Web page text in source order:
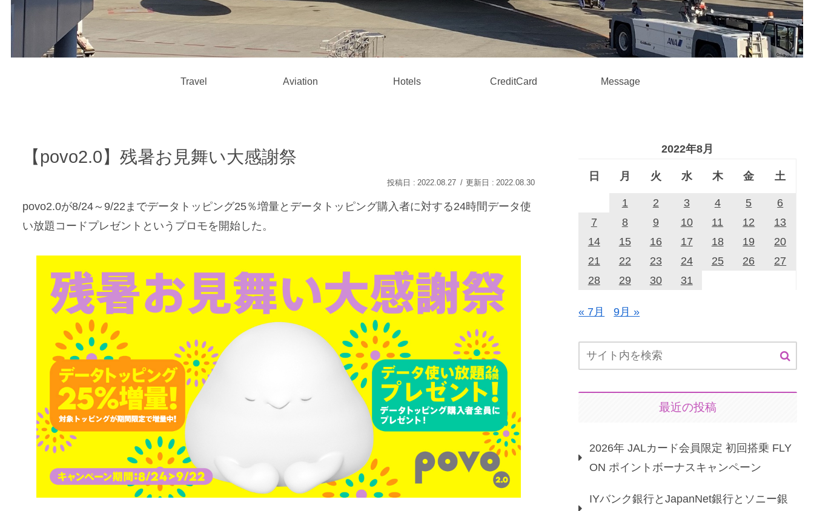
Travel Aviation Hotels CreditCard Message
【povo2.0】残暑お見舞い大感謝祭
2022.08.27 2022.08.30
povo2.0が8/24～9/22までデータトッピング25％増量とデータトッピング購入者に対する24時間データ使
い放題コードプレゼントというプロモを開始した。
2022年8月
日 月 火 水 木 金 土
1 2 3 4 5
6
7
8 9 10 11 12
13
14
15 16 17 18 19
20
21
22 23 24 25 26
27
28
29 30 31
« 7月 9月 »
最近の投稿
2026年 JALカード会員限定 初回搭乗 FLY
ON ポイントボーナスキャンペーン
IYバンク銀行とJapanNet銀行とソニー銀